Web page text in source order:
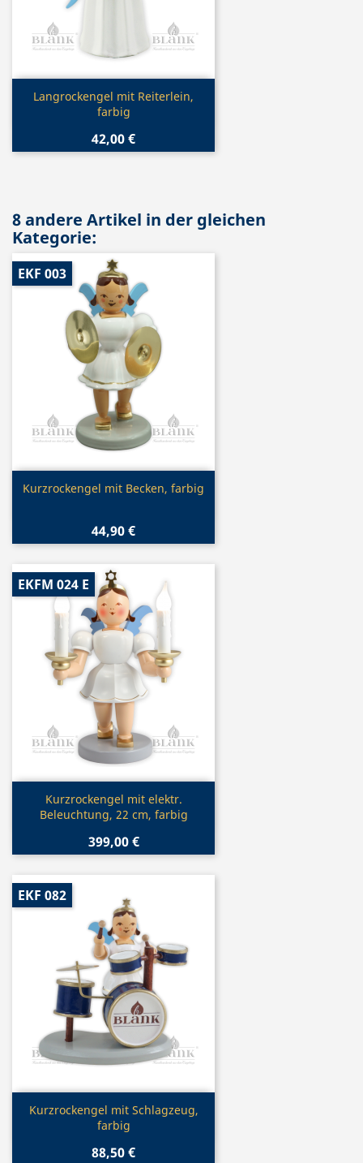
Vorschau
Langrockengel mit Reiterlein,
farbig
42,00 €
8 andere Artikel in der gleichen
Kategorie:
Vorschau
Kurzrockengel mit Becken, farbig
44,90 €
EKF 003
Vorschau
Kurzrockengel mit elektr.
Beleuchtung, 22 cm, farbig
399,00 €
EKFM 024 E
Vorschau
Kurzrockengel mit Schlagzeug,
farbig
88,50 €
EKF 082